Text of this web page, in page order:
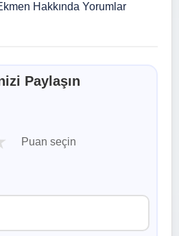
Hakkında Yorumlar
Paylaşın
Puan seçin